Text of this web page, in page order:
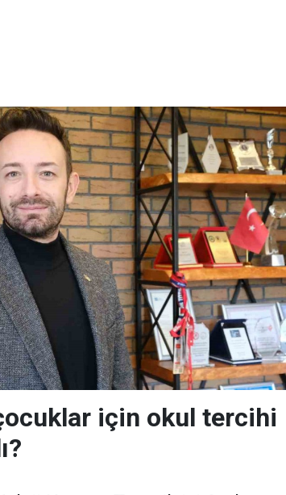
için okul tercihi